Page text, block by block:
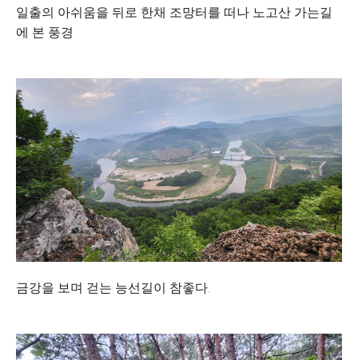
일출의 아쉬움을 뒤로 한채 조망터를 떠나 노고산 가는길
에 본 풍경
금강을 보며 걷는 능선길이 참좋다.